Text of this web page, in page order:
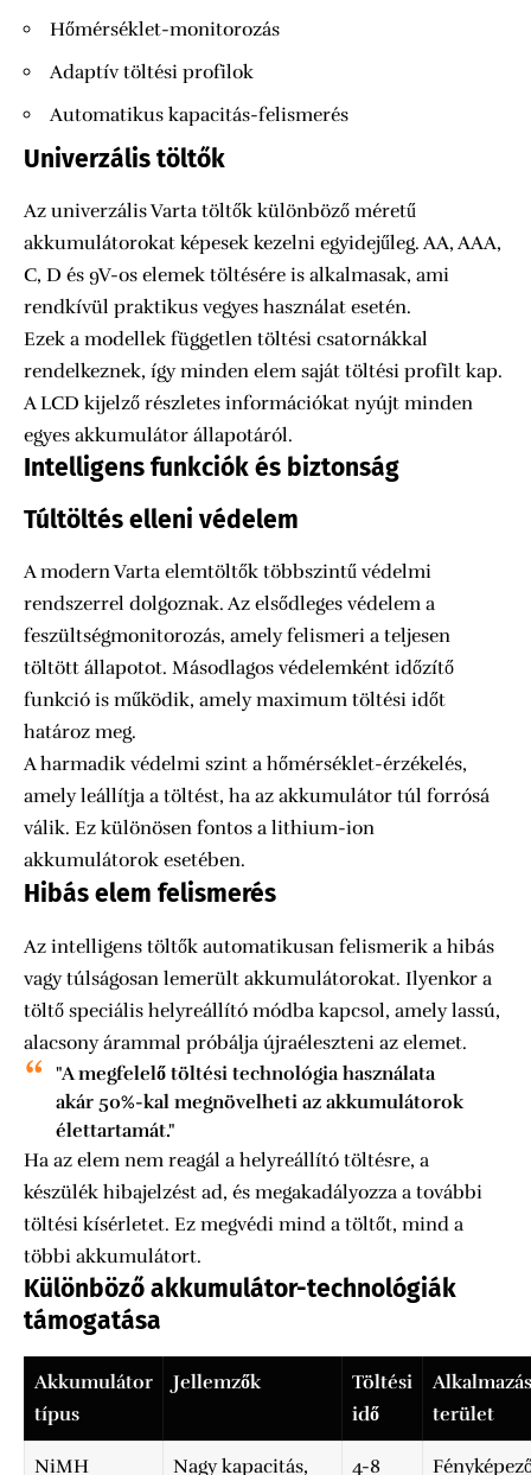
Hőmérséklet-monitorozás
Adaptív töltési profilok
Automatikus kapacitás-felismerés
Univerzális töltők
Az univerzális Varta töltők különböző méretű
akkumulátorokat képesek kezelni egyidejűleg. AA, AAA,
C, D és 9V-os elemek töltésére is alkalmasak, ami
rendkívül praktikus vegyes használat esetén.
Ezek a modellek független töltési csatornákkal
rendelkeznek, így minden elem saját töltési profilt kap.
A LCD kijelző részletes információkat nyújt minden
egyes akkumulátor állapotáról.
Intelligens funkciók és biztonság
Túltöltés elleni védelem
A modern Varta elemtöltők többszintű védelmi
rendszerrel dolgoznak. Az elsődleges védelem a
feszültségmonitorozás, amely felismeri a teljesen
töltött állapotot. Másodlagos védelemként időzítő
funkció is működik, amely maximum töltési időt
határoz meg.
A harmadik védelmi szint a hőmérséklet-érzékelés,
amely leállítja a töltést, ha az akkumulátor túl forrósá
válik. Ez különösen fontos a lithium-ion
akkumulátorok esetében.
Hibás elem felismerés
Az intelligens töltők automatikusan felismerik a hibás
vagy túlságosan lemerült akkumulátorokat. Ilyenkor a
töltő speciális helyreállító módba kapcsol, amely lassú,
alacsony árammal próbálja újraéleszteni az elemet.
"A megfelelő töltési technológia használata
akár 50%-kal megnövelheti az akkumulátorok
élettartamát."
Ha az elem nem reagál a helyreállító töltésre, a
készülék hibajelzést ad, és megakadályozza a további
töltési kísérletet. Ez megvédi mind a töltőt, mind a
többi akkumulátort.
Különböző akkumulátor-technológiák
támogatása
Akkumulátor
típus
Jellemzők
Töltési
idő
terület
NiMH Nagy kapacitás, 4-8